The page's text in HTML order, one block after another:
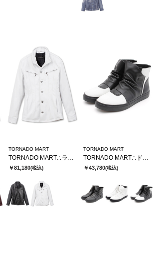
TORNADO MART
￥81,180(税込)
TORNADO MART
￥43,780(税込)